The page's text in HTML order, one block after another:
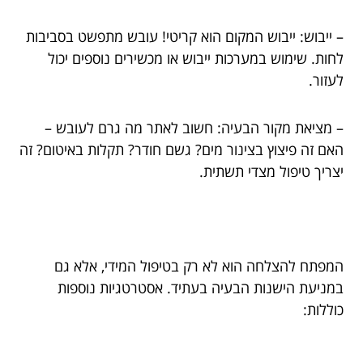
– ייבוש: ייבוש המקום הוא קריטי! עובש מתפשט בסביבות
לחות. שימוש במערכות ייבוש או מכשירים נוספים יכול
לעזור.
– מציאת מקור הבעיה: חשוב לאתר מה גרם לעובש –
האם זה פיצוץ בצינור מים? גשם חודר? תקלות באיטום? זה
יצריך טיפול מצדי תשתית.
המפתח להצלחה הוא לא רק בטיפול המידי, אלא גם
במניעת הישנות הבעיה בעתיד. אסטרטגיות נוספות
כוללות: